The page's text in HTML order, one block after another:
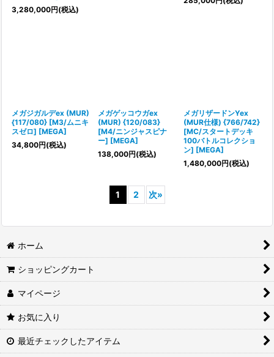
3,280,000円(税込)
メガジガルデex (MUR)
{117/080} [M3/ムニキ
スゼロ] [MEGA]
34,800円(税込)
メガゲッコウガex
(MUR) {120/083}
[M4/ニンジャスピナ
ー] [MEGA]
138,000円(税込)
メガリザードンYex
(MUR仕様) {766/742}
[MC/スタートデッキ
100バトルコレクショ
ン] [MEGA]
1,480,000円(税込)
1 2 次»
ホーム
ショッピングカート
マイページ
お気に入り
最近チェックしたアイテム